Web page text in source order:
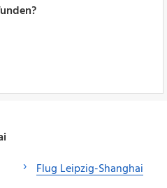
Flug Leipzig-Shanghai